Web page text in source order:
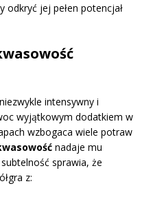
odkryć jej pełen potencjał
intensywny i
wyjątkowym dodatkiem w
wzbogaca wiele potraw
nadaje mu
sprawia, że
z: